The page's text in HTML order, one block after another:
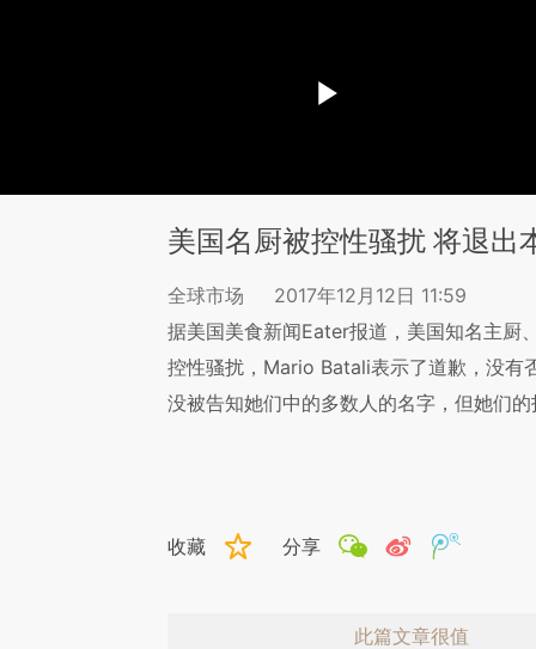
美国名厨被控性骚扰 将退出
全球市场
2017年12月12日 11:59
据美国美食新闻Eater报道，美国知名主
控性骚扰，Mario Batali表示了道歉，没有
没被告知她们中的多数人的名字，但她们
收藏 分享
此篇文章很值